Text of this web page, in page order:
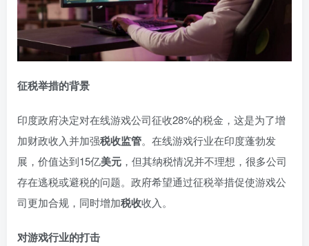
征税举措的背景
印度政府决定对在线游戏公司征收28%的税金，这是为了增
加财政收入并加强税收监管。在线游戏行业在印度蓬勃发
展，价值达到15亿美元 ，但其纳税情况并不理想，很多公司
存在逃税或避税的问题。政府希望通过征税举措促使游戏公
司更加合规，同时增加税收收入。
对游戏行业的打击